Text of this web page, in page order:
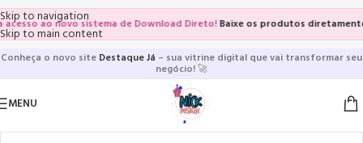
Skip to navigation
Skip to main content
ao novo sistema de Download Direto!Baixe os produtos
Conheça o novo site Destaque Já – sua vitrine digital que vai transformar seu
negócio!🚀
MENU